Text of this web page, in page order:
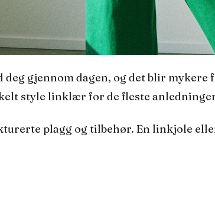
style linklær for de fleste anledninger
plagg og tilbehør. En linkjole